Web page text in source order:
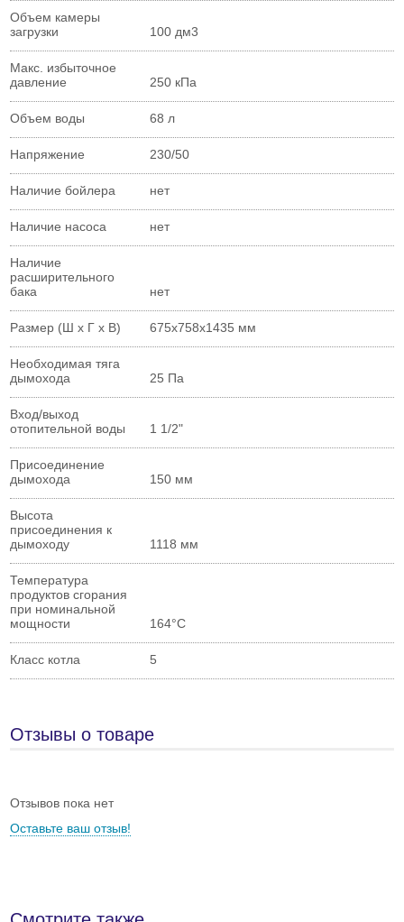
Объем камеры
загрузки
100 дм3
Макс. избыточное
давление
250 кПа
Объем воды 68 л
Напряжение 230/50
Наличие бойлера нет
Наличие насоса нет
Наличие
расширительного
бака
нет
Размер (Ш х Г х В) 675х758х1435 мм
Необходимая тяга
дымохода
25 Па
Вход/выход
отопительной воды
1 1/2"
Присоединение
дымохода
150 мм
Высота
присоединения к
дымоходу
1118 мм
Температура
продуктов сгорания
при номинальной
мощности
164°С
Класс котла 5
Отзывы о товаре
Отзывов пока нет
Оставьте ваш отзыв!